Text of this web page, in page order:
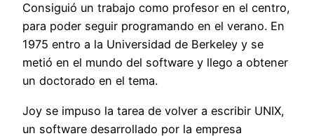
Consiguió un trabajo como profesor en el centro,
para poder seguir programando en el verano. En
1975 entro a la Universidad de Berkeley y se
metió en el mundo del software y llego a obtener
un doctorado en el tema.
Joy se impuso la tarea de volver a escribir UNIX,
un software desarrollado por la empresa